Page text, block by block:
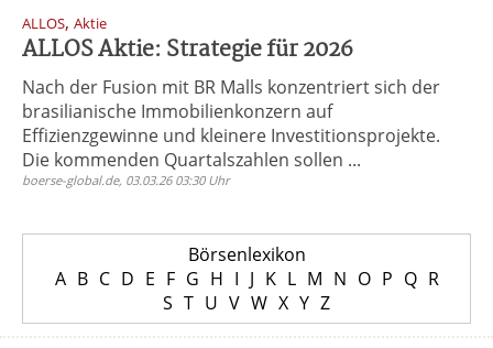
ALLOS, Aktie
ALLOS Aktie: Strategie für 2026
Nach der Fusion mit BR Malls konzentriert sich der
brasilianische Immobilienkonzern auf
Effizienzgewinne und kleinere Investitionsprojekte.
Die kommenden Quartalszahlen sollen ...
boerse-global.de, 03.03.26 03:30 Uhr
Börsenlexikon
A B C D E F G H I J K L M N O P Q R
S T U V W X Y Z